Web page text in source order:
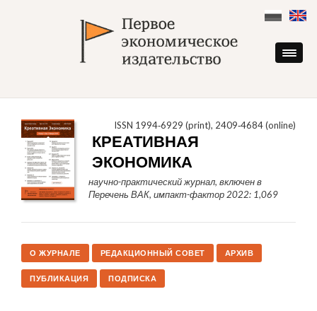
content
ISSN 1994‑6929 (print), 2409‑4684 (online)
КРЕАТИВНАЯ
ЭКОНОМИКА
научно-практический журнал, включен в
Перечень ВАК, импакт-фактор 2022: 1,069
О ЖУРНАЛЕ РЕДАКЦИОННЫЙ СОВЕТ АРХИВ
ПУБЛИКАЦИЯ ПОДПИСКА